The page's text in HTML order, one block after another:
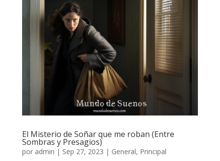
El Misterio de Soñar que me roban (Entre
Sombras y Presagios)
por admin | Sep 27, 2023 | General, Principal